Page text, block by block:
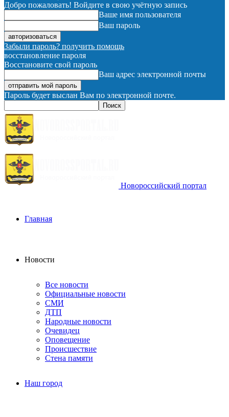
Добро пожаловать! Войдите в свою учётную запись
Ваше имя пользователя
Ваш пароль
Забыли пароль? получить помощь
восстановление пароля
Восстановите свой пароль
Ваш адрес электронной почты
Пароль будет выслан Вам по электронной почте.
Новороссийский портал
Главная
Новости
Все новости
Официальные новости
СМИ
ДТП
Народные новости
Очевидец
Оповещение
Происшествие
Стена памяти
Наш город